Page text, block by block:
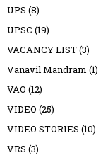
UPS (8)
UPSC (19)
VACANCY LIST(3)
Vanavil Mandram (1)
VAO (12)
VIDEO (25)
VIDEO STORIES (10)
VRS (3)